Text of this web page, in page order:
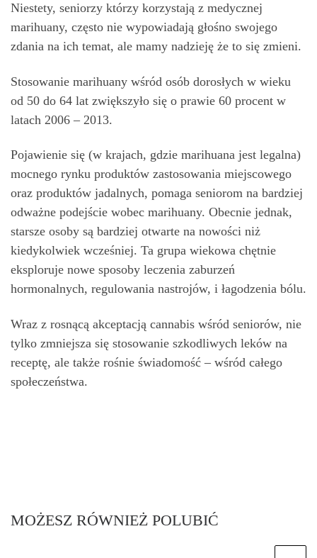
Niestety, seniorzy którzy korzystają z medycznej
marihuany, często nie wypowiadają głośno swojego
zdania na ich temat, ale mamy nadzieję że to się zmieni.
Stosowanie marihuany wśród osób dorosłych w wieku
od 50 do 64 lat zwiększyło się o prawie 60 procent w
latach 2006 – 2013.
Pojawienie się (w krajach, gdzie marihuana jest legalna)
mocnego rynku produktów zastosowania miejscowego
oraz produktów jadalnych, pomaga seniorom na bardziej
odważne podejście wobec marihuany. Obecnie jednak,
starsze osoby są bardziej otwarte na nowości niż
kiedykolwiek wcześniej. Ta grupa wiekowa chętnie
eksploruje nowe sposoby leczenia zaburzeń
hormonalnych, regulowania nastrojów, i łagodzenia bólu.
Wraz z rosnącą akceptacją cannabis wśród seniorów, nie
tylko zmniejsza się stosowanie szkodliwych leków na
receptę, ale także rośnie świadomość – wśród całego
społeczeństwa.
MOŻESZ RÓWNIEŻ POLUBIĆ